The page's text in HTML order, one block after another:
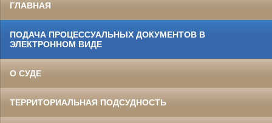
ГЛАВНАЯ
ПОДАЧА ПРОЦЕССУАЛЬНЫХ ДОКУМЕНТОВ В
ЭЛЕКТРОННОМ ВИДЕ
О СУДЕ
ТЕРРИТОРИАЛЬНАЯ ПОДСУДНОСТЬ